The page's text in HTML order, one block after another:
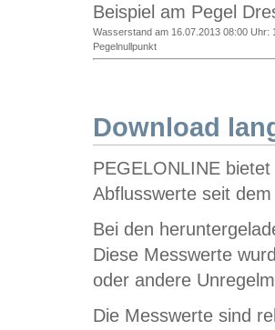
Beispiel am Pegel
Wasserstand am 16.07.2013 08:00 Uhr:
Pegelnullpunkt
Download
PEGELONLINE
Abflusswerte seit
Bei den
Diese Messwerte
oder andere
Die Messwerte sind